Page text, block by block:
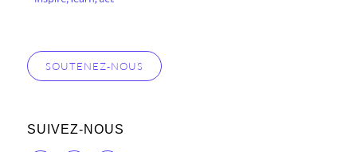
SOUTENEZ-NOUS
SUIVEZ-NOUS